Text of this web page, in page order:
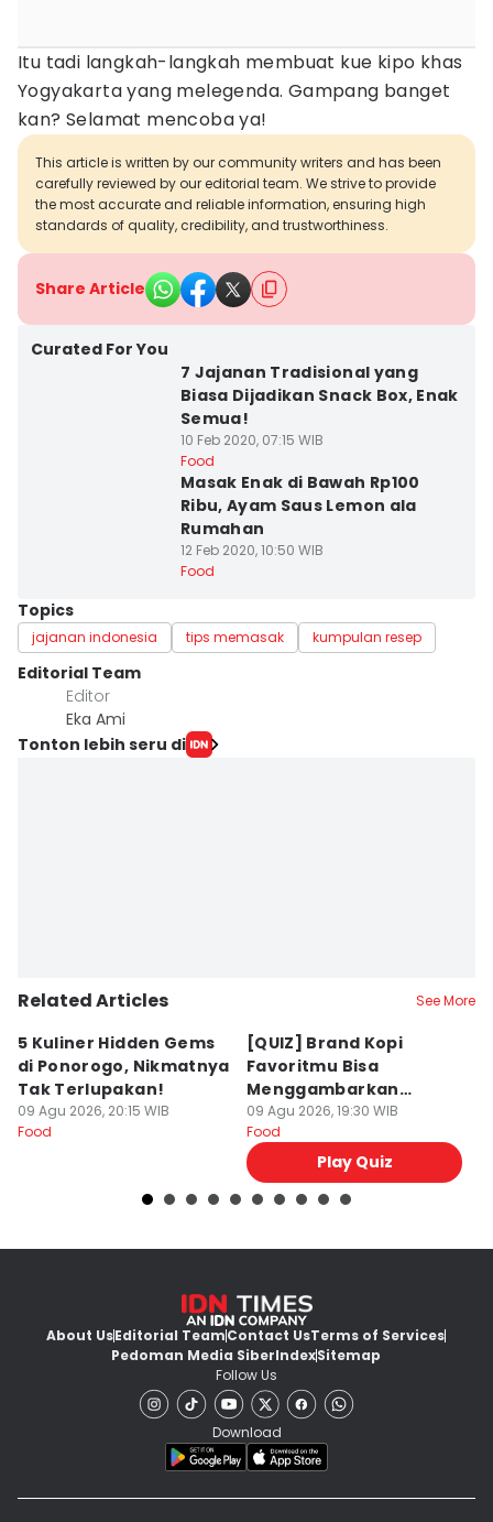
Itu tadi langkah-langkah membuat kue kipo khas
Yogyakarta yang melegenda. Gampang banget
kan? Selamat mencoba ya!
This article is written by our community writers and has been
carefully reviewed by our editorial team. We strive to provide
the most accurate and reliable information, ensuring high
standards of quality, credibility, and trustworthiness.
Share Article
Curated For You
7 Jajanan Tradisional yang
Biasa Dijadikan Snack Box, Enak
Semua!
10 Feb 2020, 07:15 WIB
Food
Masak Enak di Bawah Rp100
Ribu, Ayam Saus Lemon ala
Rumahan
12 Feb 2020, 10:50 WIB
Food
Topics
jajanan indonesia tips memasak kumpulan resep
Editorial Team
Editor
Eka Ami
Tonton lebih seru di
Related Articles See More
5 Kuliner Hidden Gems
di Ponorogo, Nikmatnya
Tak Terlupakan!
09 Agu 2026, 20:15 WIB
Food
[QUIZ] Brand Kopi
Favoritmu Bisa
Menggambarkan
Kepribadianmu Lho!
09 Agu 2026, 19:30 WIB
Food
Play Quiz
About UsEditorial TeamContact UsTerms of Services
Pedoman Media SiberIndexSitemap
Follow Us
Download